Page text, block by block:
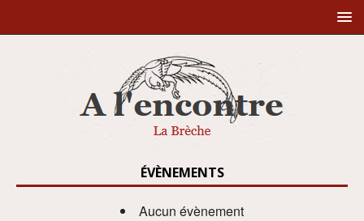
ÉVÈNEMENTS
Aucun évènement